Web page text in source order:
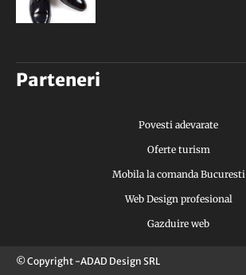
Parteneri
Povesti adevarate
Oferte turism
Mobila la comanda Bucuresti
Web Design profesional
Gazduire web
© Copyright -ADAD Design SRL